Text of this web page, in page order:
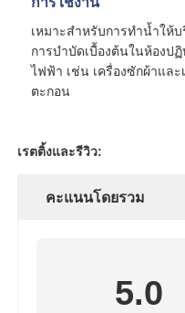
เหมาะสำหรับการทำน้ำให้
การบำบัดเบื้องต้นในห้องป
ไฟฟ้า เช่น เครื่องซักผ้าแล
ตะกอน
เรตติ้งและรีวิว:
คะแนนโดยรวม
5.0